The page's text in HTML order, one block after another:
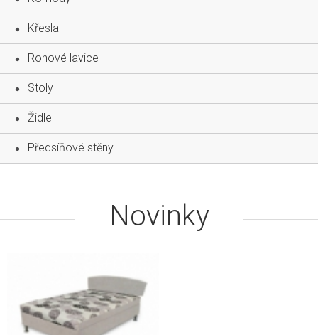
Křesla
Rohové lavice
Stoly
Židle
Předsíňové stěny
Novinky